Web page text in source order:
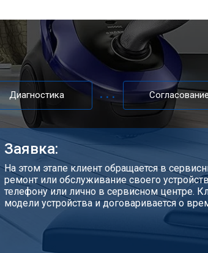
Диагностика
Заявка:
На этом этапе клиент обращается в
ремонт или обслуживание своего
телефону или лично в сервисном центре.
модели устройства и договаривается о